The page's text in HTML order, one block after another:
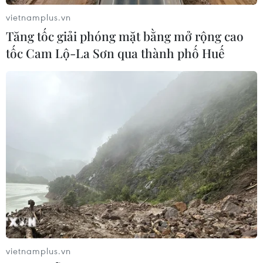
Ukraine đề nghị UAE hỗ trợ bảo đảm
an ninh hàng hải Biển Đen
02/08/2026 12:38
CƠ QUAN CHỦ QUẢN: THÔNG TẤN XÃ VIỆT NAM
Tổng Biên tập: TRẦN TIẾN DUẨN
Phó Tổng Biên tập: NGUYỄN THỊ TÁM, KHÚC THANH
THỦY
vietnamplus.vn
Tăng tốc giải phóng mặt bằng mở rộng cao
tốc Cam Lộ-La Sơn qua thành phố Huế
vietnamplus.vn